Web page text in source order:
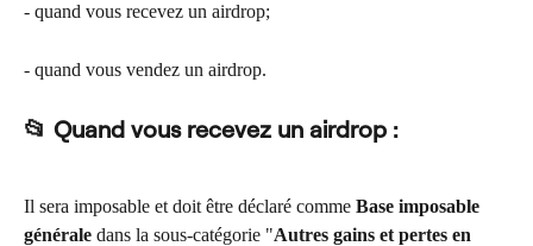
- quand vous recevez un airdrop;
- quand vous vendez un airdrop.
📂 Quand vous recevez un airdrop :
Il sera imposable et doit être déclaré comme Base imposable
générale dans la sous-catégorie "Autres gains et pertes en